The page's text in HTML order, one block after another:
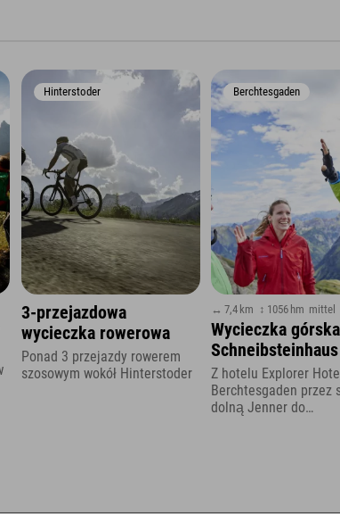
Hinterstoder
3-przejazdowa
wycieczka rowerowa
Ponad 3 przejazdy rowerem
szosowym wokół Hinterstoder
Berchtesgaden
↔ 7,4 km ↕ 1056 hm mittel
Wycieczka
Schneibsteinhaus
Z hotelu Explorer Hotel
Berchtesgaden przez
dolną Jenner do